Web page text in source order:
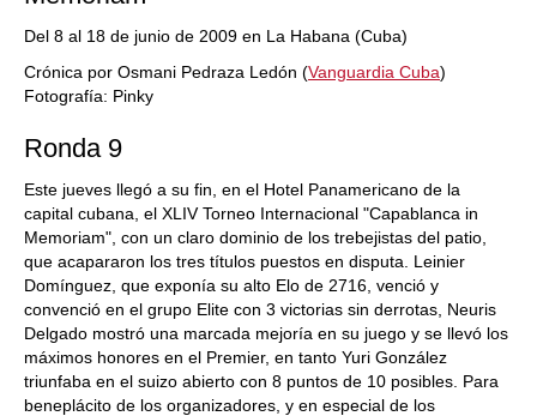
Del 8 al 18 de junio de 2009 en La Habana (Cuba)
Crónica por Osmani Pedraza Ledón (Vanguardia Cuba)
Fotografía: Pinky
Ronda 9
Este jueves llegó a su fin, en el Hotel Panamericano de la
capital cubana, el XLIV Torneo Internacional "Capablanca in
Memoriam", con un claro dominio de los trebejistas del patio,
que acapararon los tres títulos puestos en disputa. Leinier
Domínguez, que exponía su alto Elo de 2716, venció y
convenció en el grupo Elite con 3 victorias sin derrotas, Neuris
Delgado mostró una marcada mejoría en su juego y se llevó los
máximos honores en el Premier, en tanto Yuri González
triunfaba en el suizo abierto con 8 puntos de 10 posibles. Para
beneplácito de los organizadores, y en especial de los